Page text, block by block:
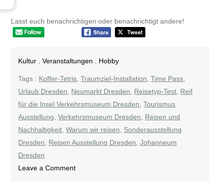
Lasst euch benachrichtigen oder benachrichtigt andere!
Kultur ,Veranstaltungen Hobby
Tags : Koffer-Tetris ,Traumziel-Installation ,Time Pass
Urlaub Dresden
Neumarkt Dresden Reisetyp-Test Reif
für die Insel Verkehrsmuseum Dresden ,Tourismus
Ausstellung ,Verkehrsmuseum Dresden
Reisen und
Nachhaltigkeit ,Warum wir reisen
Sonderausstellung
Dresden
Reisen Ausstellung Dresden ,Johanneum
Dresden
Leave a Commenton